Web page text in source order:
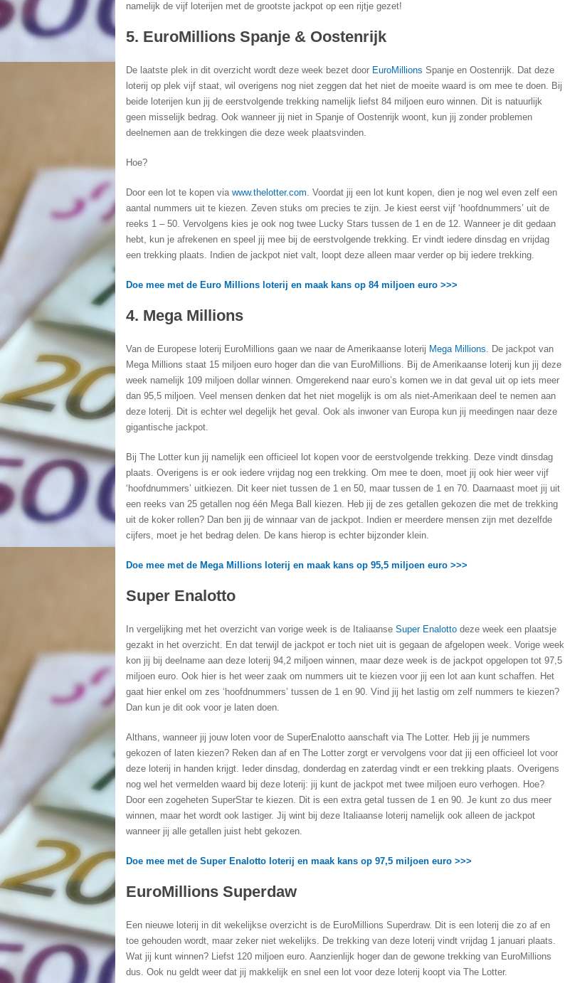
namelijk de vijf loterijen met de grootste jackpot op een rijtje gezet!
5. EuroMillions Spanje & Oostenrijk
De laatste plek in dit overzicht wordt deze week bezet door EuroMillions Spanje en Oostenrijk. Dat deze
loterij op plek vijf staat, wil overigens nog niet zeggen dat het niet de moeite waard is om mee te doen. Bij
beide loterijen kun jij de eerstvolgende trekking namelijk liefst 84 miljoen euro winnen. Dit is natuurlijk
geen misselijk bedrag. Ook wanneer jij niet in Spanje of Oostenrijk woont, kun jij zonder problemen
deelnemen aan de trekkingen die deze week plaatsvinden.
Hoe?
Door een lot te kopen via www.thelotter.com. Voordat jij een lot kunt kopen, dien je nog wel even zelf een
aantal nummers uit te kiezen. Zeven stuks om precies te zijn. Je kiest eerst vijf ‘hoofdnummers’ uit de
reeks 1 – 50. Vervolgens kies je ook nog twee Lucky Stars tussen de 1 en de 12. Wanneer je dit gedaan
hebt, kun je afrekenen en speel jij mee bij de eerstvolgende trekking. Er vindt iedere dinsdag en vrijdag
een trekking plaats. Indien de jackpot niet valt, loopt deze alleen maar verder op bij iedere trekking.
Doe mee met de Euro Millions loterij en maak kans op 84 miljoen euro >>>
4. Mega Millions
Van de Europese loterij EuroMillions gaan we naar de Amerikaanse loterij Mega Millions. De jackpot van
Mega Millions staat 15 miljoen euro hoger dan die van EuroMillions. Bij de Amerikaanse loterij kun jij deze
week namelijk 109 miljoen dollar winnen. Omgerekend naar euro’s komen we in dat geval uit op iets meer
dan 95,5 miljoen. Veel mensen denken dat het niet mogelijk is om als niet-Amerikaan deel te nemen aan
deze loterij. Dit is echter wel degelijk het geval. Ook als inwoner van Europa kun jij meedingen naar deze
gigantische jackpot.
Bij The Lotter kun jij namelijk een officieel lot kopen voor de eerstvolgende trekking. Deze vindt dinsdag
plaats. Overigens is er ook iedere vrijdag nog een trekking. Om mee te doen, moet jij ook hier weer vijf
‘hoofdnummers’ uitkiezen. Dit keer niet tussen de 1 en 50, maar tussen de 1 en 70. Daarnaast moet jij uit
een reeks van 25 getallen nog één Mega Ball kiezen. Heb jij de zes getallen gekozen die met de trekking
uit de koker rollen? Dan ben jij de winnaar van de jackpot. Indien er meerdere mensen zijn met dezelfde
cijfers, moet je het bedrag delen. De kans hierop is echter bijzonder klein.
Doe mee met de Mega Millions loterij en maak kans op 95,5 miljoen euro >>>
Super Enalotto
In vergelijking met het overzicht van vorige week is de Italiaanse Super Enalotto deze week een plaatsje
gezakt in het overzicht. En dat terwijl de jackpot er toch niet uit is gegaan de afgelopen week. Vorige week
kon jij bij deelname aan deze loterij 94,2 miljoen winnen, maar deze week is de jackpot opgelopen tot 97,5
miljoen euro. Ook hier is het weer zaak om nummers uit te kiezen voor jij een lot aan kunt schaffen. Het
gaat hier enkel om zes ‘hoofdnummers’ tussen de 1 en 90. Vind jij het lastig om zelf nummers te kiezen?
Dan kun je dit ook voor je laten doen.
Althans, wanneer jij jouw loten voor de SuperEnalotto aanschaft via The Lotter. Heb jij je nummers
gekozen of laten kiezen? Reken dan af en The Lotter zorgt er vervolgens voor dat jij een officieel lot voor
deze loterij in handen krijgt. Ieder dinsdag, donderdag en zaterdag vindt er een trekking plaats. Overigens
nog wel het vermelden waard bij deze loterij: jij kunt de jackpot met twee miljoen euro verhogen. Hoe?
Door een zogeheten SuperStar te kiezen. Dit is een extra getal tussen de 1 en 90. Je kunt zo dus meer
winnen, maar het wordt ook lastiger. Jij wint bij deze Italiaanse loterij namelijk ook alleen de jackpot
wanneer jij alle getallen juist hebt gekozen.
Doe mee met de Super Enalotto loterij en maak kans op 97,5 miljoen euro >>>
EuroMillions Superdaw
Een nieuwe loterij in dit wekelijkse overzicht is de EuroMillions Superdraw. Dit is een loterij die zo af en
toe gehouden wordt, maar zeker niet wekelijks. De trekking van deze loterij vindt vrijdag 1 januari plaats.
Wat jij kunt winnen? Liefst 120 miljoen euro. Aanzienlijk hoger dan de gewone trekking van EuroMillions
dus. Ook nu geldt weer dat jij makkelijk en snel een lot voor deze loterij koopt via The Lotter.